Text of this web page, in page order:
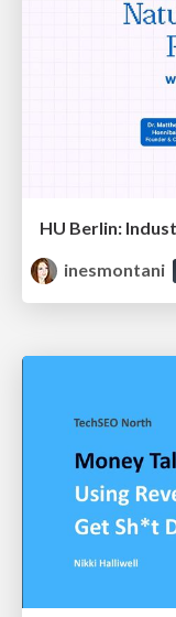
inesmontani